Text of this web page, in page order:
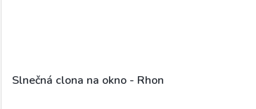
Slnečná clona na okno - Rhon